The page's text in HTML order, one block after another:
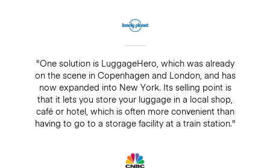
"One solution is LuggageHero, which was already
on the scene in Copenhagen and London, and has
now expanded into New York. Its selling point is
that it lets you store your luggage in a local shop,
café or hotel, which is often more convenient than
having to go to a storage facility at a train station."